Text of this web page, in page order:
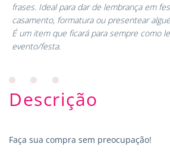
frases. Ideal para dar de lembrança em
casamento, formatura ou presentear
É um item que ficará para sempre como
evento/festa.
Descrição
Faça sua compra sem preocupação!